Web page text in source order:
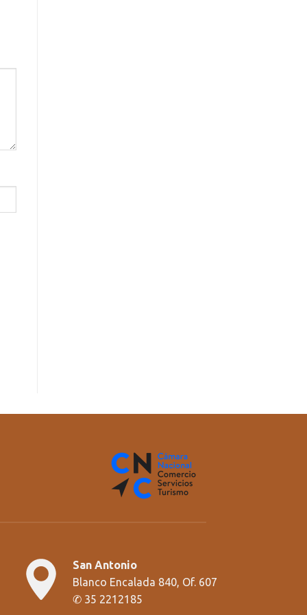
San Antonio
Blanco Encalada 840, Of. 607
✆35 2212185